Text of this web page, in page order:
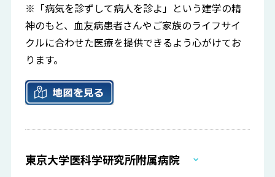
※「病気を診ずして病人を診よ」という建学の精
神のもと、血友病患者さんやご家族のライフサイ
クルに合わせた医療を提供できるよう心がけてお
ります。
東京大学医科学研究所附属病院